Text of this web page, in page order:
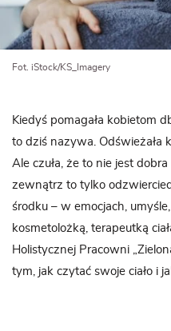
Fot. iStock/KS_Imagery
Kiedyś pomagała kobietom
to dziś nazywa. Odświeżała
Ale czuła, że to nie jest
zewnątrz to tylko
środku – w emocjach,
kosmetolożką, terapeutką
Holistycznej Pracowni
tym, jak czytać swoje ciało i